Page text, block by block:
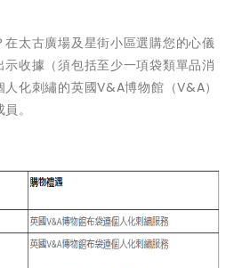
太古廣場及星街小區選購您的心儀
收據（須包括至少一項袋類單品消
化刺繡的英國V&A博物館（V&A）
。